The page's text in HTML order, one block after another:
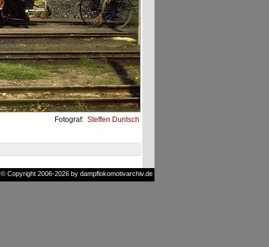
Fotograf: Steffen Duntsch
© Copyright 2006-2026 by dampflokomotivarchiv.de